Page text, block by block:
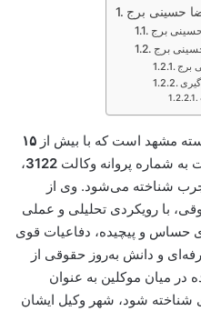
حسینی برج
برج
برج
برج
مشهد است که با بیش از ۱۵
شماره پروانه وکالت 3122،
شناخته می‌شود. وی از
با رویکردی تحلیلی و عملی
حساس و پیچیده، دفاعیات قوی
و دانش به‌روز حقوقی از
میان موکلین به عنوان
شناخته شود، شهر وکیل ایشان